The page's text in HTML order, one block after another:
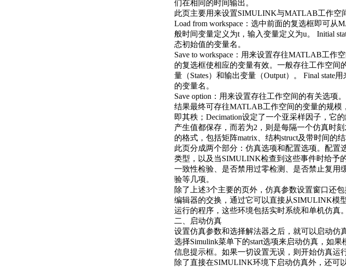
们在相同的时间输出。
此页主要用来设置SIMULINK与MATLAB工作空
Load from workspace：选中前面的复选框即可
般时间变量定义为t，输入变量定义为u。 Initial
态初始值的变量名。
Save to workspace：用来设置存往MATLAB工作
的复选框使相应的变量有效。一般存往工作空间
量（States）和输出变量（Output）。 Final state
的变量名。
Save option：用来设置存往工作空间的有关选项
结果最终可存往MATLAB工作空间的变量的规
即其秩；Decimation设定了一个亚采样因子，它
产生值都保存，而若为2，则是每隔一个仿真时
的格式，包括矩阵matrix、结构struct及带时间的
此页分成两个部分：仿真选项和配置选项。配置
类型，以及当SIMULINK检查到这些事件时给予
一致性检验、是否禁用过零检测、是否禁止复
验等几项。
除了上述3个主要的页外，仿真参数设置窗口还
编辑器的交换，通过它可以直接从SIMULINK模
运行的程序，这些环境包括实时系统和单机仿真。
二、启动仿真
设置仿真参数和选择解法器之后，就可以启动仿
选择Simulink菜单下的start选项来启动仿真，如
信息提示框。如果一切设置无误，则开始仿真运
除了直接在SIMULINK环境下启动仿真外，还可